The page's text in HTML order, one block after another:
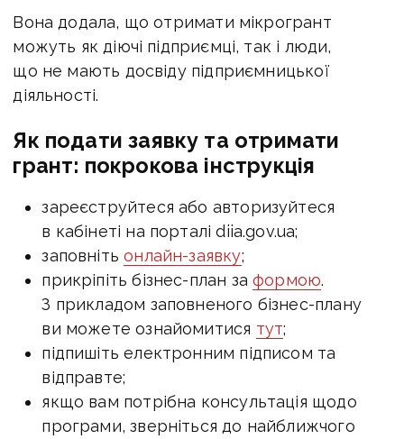
Вона додала, що отримати мікрогрант
можуть як діючі підприємці, так і люди,
що не мають досвіду підприємницької
діяльності.
Як подати заявку та отримати
грант: покрокова інструкція
зареєструйтеся або авторизуйтеся
в кабінеті на порталі diia.gov.ua;
заповнітьонлайн-заявку;
прикріпіть бізнес-план заформою.
З прикладом заповненого бізнес-плану
ви можете ознайомитися тут;
підпишіть електронним підписом та
відправте;
якщо вам потрібна консультація щодо
програми, зверніться до найближчого